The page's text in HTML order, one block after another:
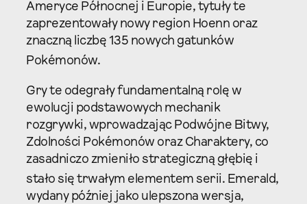
Ameryce Północnej i Europie, tytuły te
zaprezentowały nowy region Hoenn oraz
znaczną liczbę 135 nowych gatunków
Pokémonów.
Gry te odegrały fundamentalną rolę w
ewolucji podstawowych mechanik
rozgrywki, wprowadzając Podwójne Bitwy,
Zdolności Pokémonów oraz Charaktery, co
zasadniczo zmieniło strategiczną głębię i
stało się trwałym elementem serii. Emerald,
wydany później jako ulepszona wersja,